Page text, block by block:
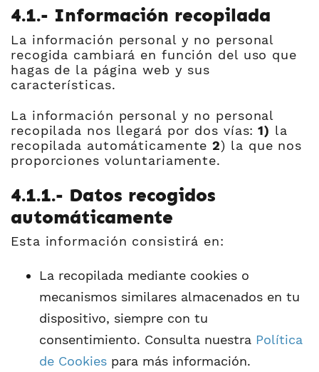
4.1.- Información recopilada
La información personal y no personal
recogida cambiará en función del uso que
hagas de la página web y sus
características.
La información personal y no personal
recopilada nos llegará por dos vías: 1) la
recopilada automáticamente2) la que nos
proporciones voluntariamente.
4.1.1.- Datos recogidos
automáticamente
Esta información consistirá en:
La recopilada mediante cookies o
mecanismos similares almacenados en tu
dispositivo, siempre con tu
consentimiento. Consulta nuestra Política
de Cookies para más información.